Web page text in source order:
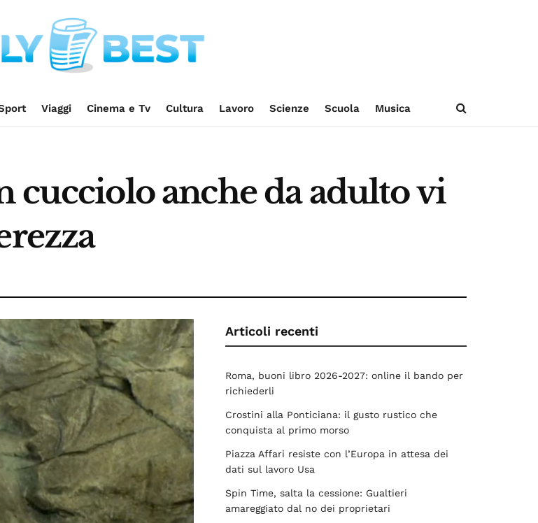
Viaggi Cinema e Tv Cultura Lavoro Scienze Scuola Musica
cucciolo anche da adulto vi
Articoli recenti
Roma, buoni libro 2026-2027: online il bando per
richiederli
Crostini alla Ponticiana: il gusto rustico che
conquista al primo morso
Piazza Affari resiste con l’Europa in attesa dei
dati sul lavoro Usa
Spin Time, salta la cessione: Gualtieri
amareggiato dal no dei proprietari